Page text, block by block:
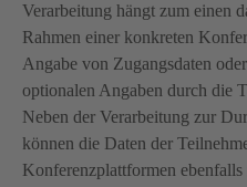
Verarbeitung hängt zum einen
Rahmen einer konkreten
Angabe von Zugangsdaten
optionalen Angaben durch die
Neben der Verarbeitung zur
können die Daten der
Konferenzplattformen